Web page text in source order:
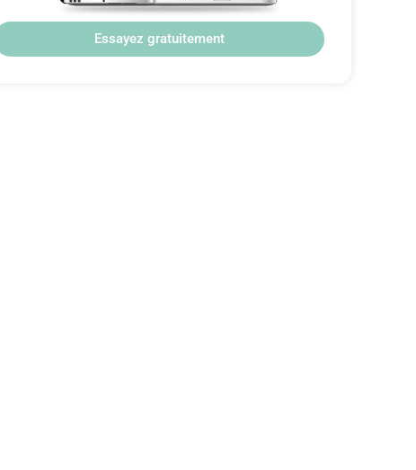
Essayez gratuitement